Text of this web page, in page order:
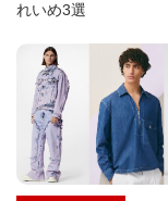
れいめ3選